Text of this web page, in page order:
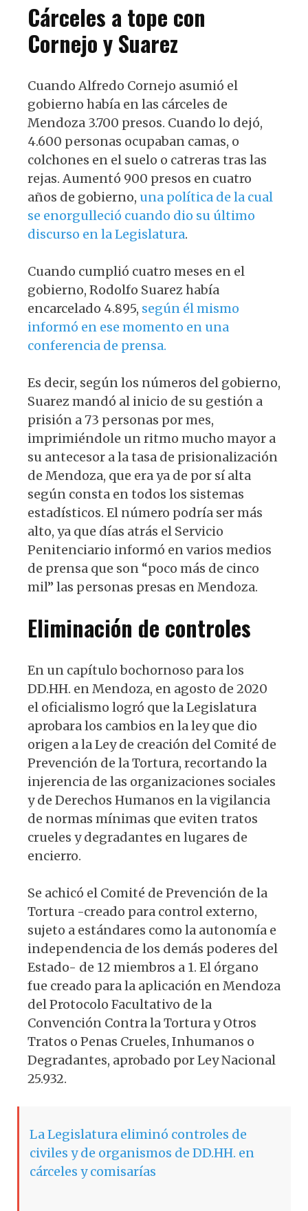
Cárceles a tope con
Cornejo y Suarez
Cuando Alfredo Cornejo asumió el
gobierno había en las cárceles de
Mendoza 3.700 presos. Cuando lo dejó,
4.600 personas ocupaban camas, o
colchones en el suelo o catreras tras las
rejas. Aumentó 900 presos en cuatro
años de gobierno, una política de la cual
se enorgulleció cuando dio su último
discurso en la Legislatura.
Cuando cumplió cuatro meses en el
gobierno, Rodolfo Suarez había
encarcelado 4.895, según él mismo
informó en ese momento en una
conferencia de prensa.
Es decir, según los números del gobierno,
Suarez mandó al inicio de su gestión a
prisión a 73 personas por mes,
imprimiéndole un ritmo mucho mayor a
su antecesor a la tasa de prisionalización
de Mendoza, que era ya de por sí alta
según consta en todos los sistemas
estadísticos. El número podría ser más
alto, ya que días atrás el Servicio
Penitenciario informó en varios medios
de prensa que son “poco más de cinco
mil” las personas presas en Mendoza.
Eliminación de controles
En un capítulo bochornoso para los
DD.HH. en Mendoza, en agosto de 2020
el oficialismo logró que la Legislatura
aprobara los cambios en la ley que dio
origen a la Ley de creación del Comité de
Prevención de la Tortura, recortando la
injerencia de las organizaciones sociales
y de Derechos Humanos en la vigilancia
de normas mínimas que eviten tratos
crueles y degradantes en lugares de
encierro.
Se achicó el Comité de Prevención de la
Tortura -creado para control externo,
sujeto a estándares como la autonomía e
independencia de los demás poderes del
Estado- de 12 miembros a 1. El órgano
fue creado para la aplicación en Mendoza
del Protocolo Facultativo de la
Convención Contra la Tortura y Otros
Tratos o Penas Crueles, Inhumanos o
Degradantes, aprobado por Ley Nacional
25.932.
La Legislatura eliminó controles de
civiles y de organismos de DD.HH. en
cárceles y comisarías